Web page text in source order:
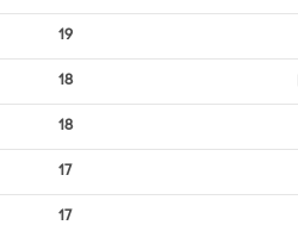
19
18
18
17
17